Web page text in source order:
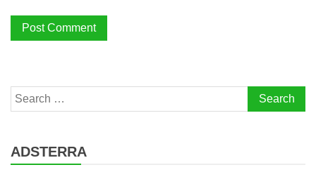
Search
for:
ADSTERRA